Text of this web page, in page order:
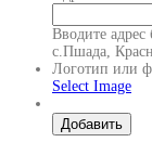
Вводите
с.Пшада,
Логотип или
Select Image